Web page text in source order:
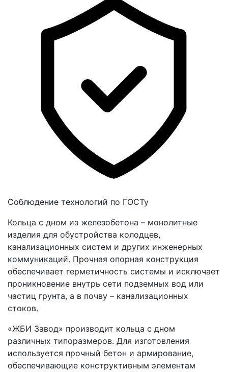
Соблюдение технологий по ГОСТу
Кольца с дном из железобетона – монолитные
изделия для обустройства колодцев,
канализационных систем и других инженерных
коммуникаций. Прочная опорная конструкция
обеспечивает герметичность системы и исключает
проникновение внутрь сети подземных вод или
частиц грунта, а в почву – канализационных
стоков.
«ЖБИ Завод» производит кольца с дном
различных типоразмеров. Для изготовления
используется прочный бетон и армирование,
обеспечивающие конструктивным элементам